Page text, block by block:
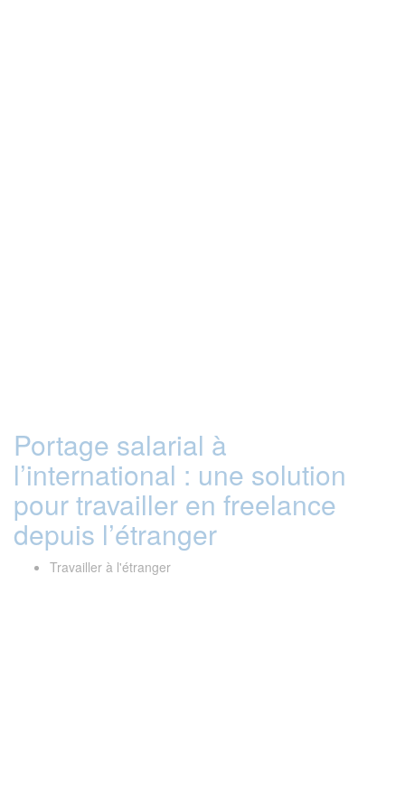
Portage salarial à
l’international : une solution
pour travailler en freelance
depuis l’étranger
Travailler à l'étranger